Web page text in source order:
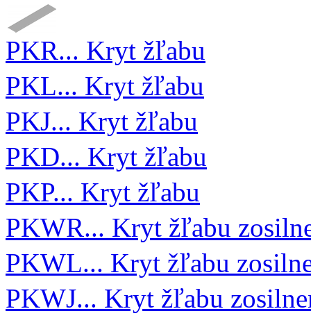
PKR... Kryt žľabu
PKL... Kryt žľabu
PKJ... Kryt žľabu
PKD... Kryt žľabu
PKP... Kryt žľabu
PKWR... Kryt žľabu
PKWL... Kryt žľabu
PKWJ... Kryt žľabu